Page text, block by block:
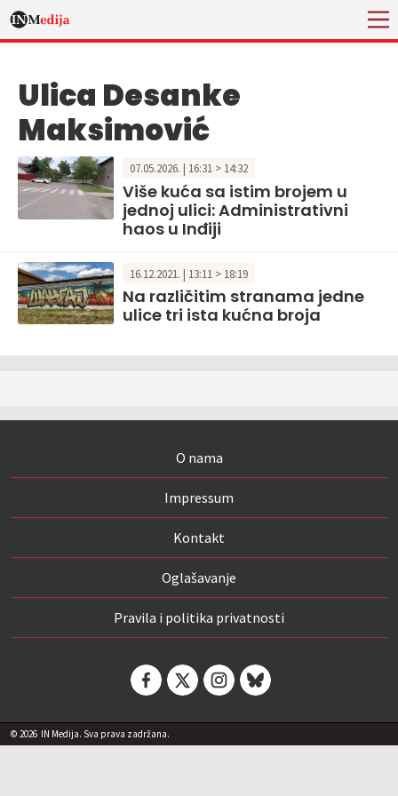
Ulica Desanke
Maksimović
07.05.2026. | 16:31 > 14:32
Više kuća sa istim brojem u
jednoj ulici: Administrativni
haos u Inđiji
16.12.2021. | 13:11 > 18:19
Na različitim stranama jedne
ulice tri ista kućna broja
O nama
Impressum
Kontakt
Oglašavanje
Pravila i politika privatnosti
© 2026 IN Medija. Sva prava zadržana.